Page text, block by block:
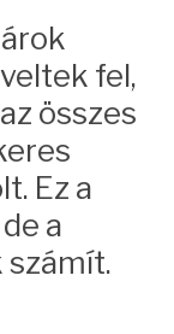
fel,
összes
Ez a
a
számít.